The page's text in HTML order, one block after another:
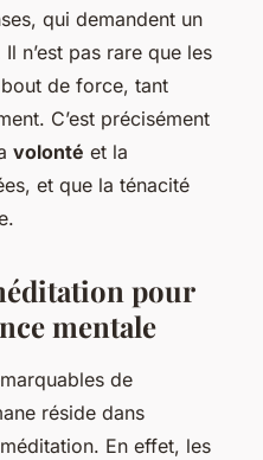
qui demandent un
n’est pas rare que les
de force, tant
C’est précisément
volonté et la
et que la ténacité
pour
mentale
de
réside dans
En effet, les